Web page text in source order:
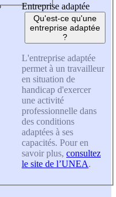
Entreprise adaptée
Qu'est-ce qu'une
entreprise adaptée
?
L'entreprise adaptée
permet à un travailleur
en situation de
handicap d'exercer
une activité
professionnelle dans
des conditions
adaptées à ses
capacités. Pour en
savoir plus, consultez
le site de l’UNEA.